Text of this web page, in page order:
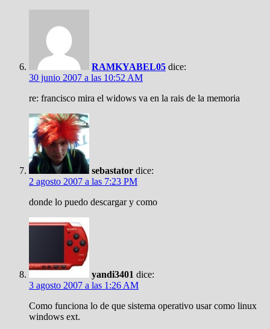
RAMKYABEL05 dice:
30 junio 2007 a las 10:52 AM
re: francisco mira el widows va en la rais de la memoria
sebastator dice:
2 agosto 2007 a las 7:23 PM
donde lo puedo descargar y como
yandi3401 dice:
3 agosto 2007 a las 1:26 AM
Como funciona lo de que sistema operativo usar como linux
windows ext.